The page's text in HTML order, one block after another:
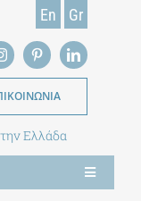
En Gr
Ελλάδα
Toggle
Navigation